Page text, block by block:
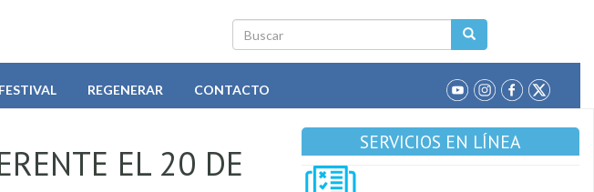
Buscar
FESTIVAL REGENERAR CONTACTO
EL 20 DE
SERVICIOS EN LÍNEA